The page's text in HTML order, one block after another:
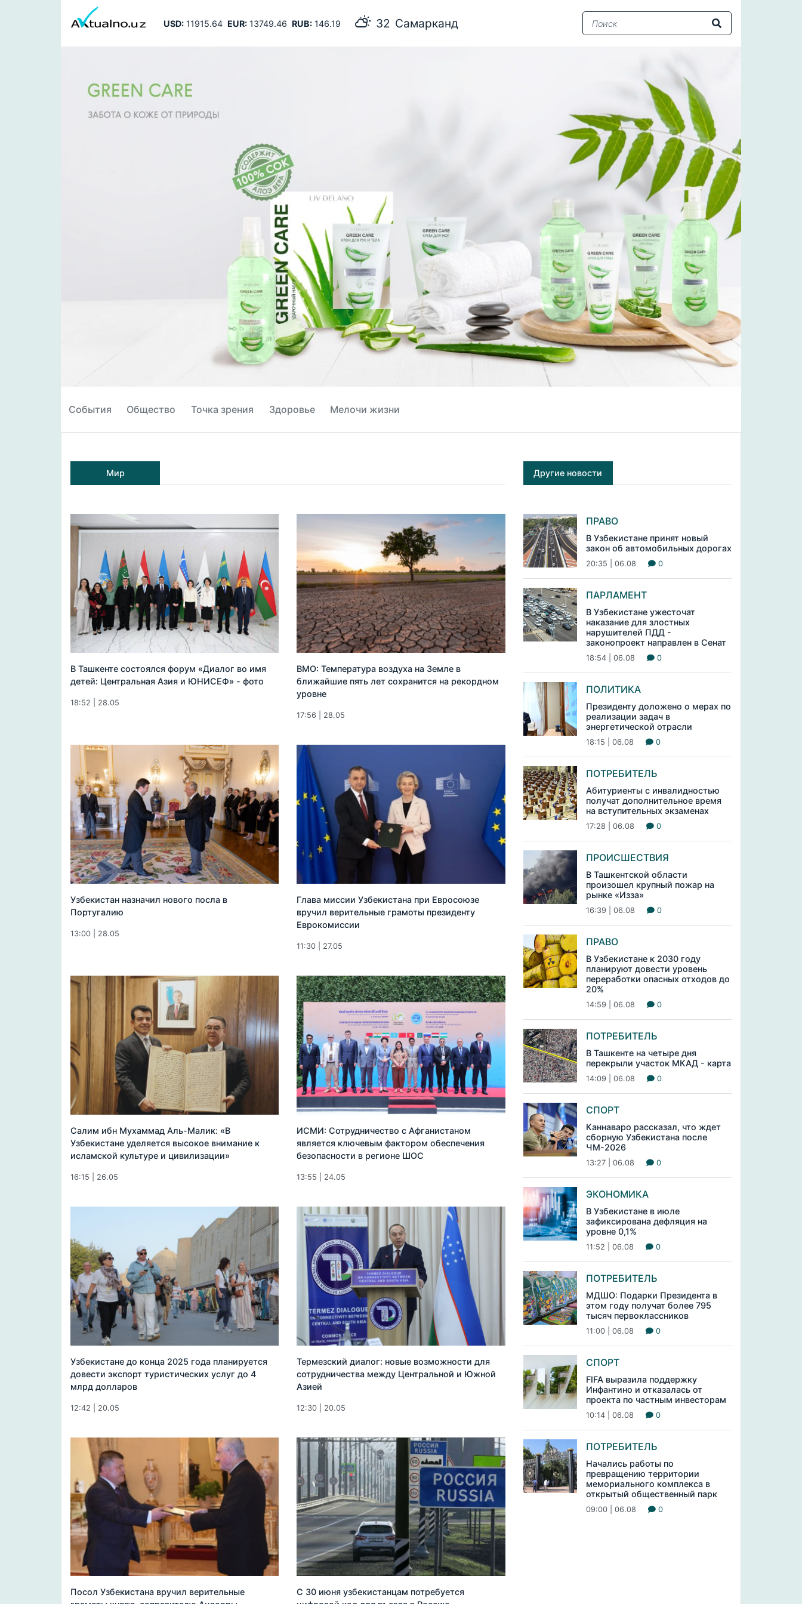
USD:11915.64 EUR:13749.46 RUB:146.19 32 Самарканд
События Общество Точка зрения Здоровье Мелочи жизни
Мир
В Ташкенте состоялся форум «Диалог во имя
детей: Центральная Азия и ЮНИСЕФ» - фото
18:52 | 28.05
ВМО: Температура воздуха на Земле в
ближайшие пять лет сохранится на рекордном
уровне
17:56 | 28.05
Узбекистан назначил нового посла в
Португалию
13:00 | 28.05
Глава миссии Узбекистана при Евросоюзе
вручил верительные грамоты президенту
Еврокомиссии
11:30 | 27.05
Салим ибн Мухаммад Аль-Малик: «В
Узбекистане уделяется высокое внимание к
исламской культуре и цивилизации»
16:15 | 26.05
ИСМИ: Сотрудничество с Афганистаном
является ключевым фактором обеспечения
безопасности в регионе ШОС
13:55 | 24.05
Узбекистане до конца 2025 года планируется
довести экспорт туристических услуг до 4
млрд долларов
12:42 | 20.05
Термезский диалог: новые возможности для
сотрудничества между Центральной и Южной
Азией
12:30 | 20.05
Посол Узбекистана вручил верительные
С 30 июня узбекистанцам потребуется
Другие новости
ПРАВО
В Узбекистане принят новый
закон об автомобильных дорогах
20:35 | 06.08 0
ПАРЛАМЕНТ
В Узбекистане ужесточат
наказание для злостных
нарушителей ПДД -
законопроект направлен в Сенат
18:54 | 06.08 0
ПОЛИТИКА
Президенту доложено о мерах по
реализации задач в
энергетической отрасли
18:15 | 06.08 0
ПОТРЕБИТЕЛЬ
Абитуриенты с инвалидностью
получат дополнительное время
на вступительных экзаменах
17:28 | 06.08 0
ПРОИСШЕСТВИЯ
В Ташкентской области
произошел крупный пожар на
рынке «Изза»
16:39 | 06.08 0
ПРАВО
В Узбекистане к 2030 году
планируют довести уровень
переработки опасных отходов до
20%
14:59 | 06.08 0
ПОТРЕБИТЕЛЬ
В Ташкенте на четыре дня
перекрыли участок МКАД - карта
14:09 | 06.08 0
СПОРТ
Каннаваро рассказал, что ждет
сборную Узбекистана после
ЧМ-2026
13:27 | 06.08 0
ЭКОНОМИКА
В Узбекистане в июле
зафиксирована дефляция на
уровне 0,1%
11:52 | 06.08 0
ПОТРЕБИТЕЛЬ
МДШО: Подарки Президента в
этом году получат более 795
тысяч первоклассников
11:00 | 06.08 0
СПОРТ
FIFA выразила поддержку
Инфантино и отказалась от
проекта по частным инвесторам
10:14 | 06.08 0
ПОТРЕБИТЕЛЬ
Начались работы по
превращению территории
мемориального комплекса в
открытый общественный парк
09:00 | 06.08 0